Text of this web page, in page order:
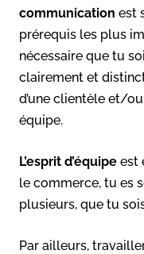
communication est
prérequis les plus
nécessaire que tu
clairement et
d’une clientèle et/
équipe.
L’esprit d’équipe est
le commerce, tu es
plusieurs, que tu
Par ailleurs,